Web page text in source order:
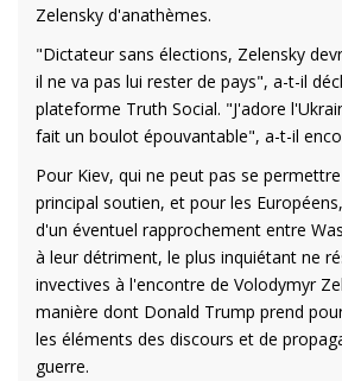
Zelensky d'anathèmes.
"Dictateur sans élections, Zelensky
il ne va pas lui rester de pays", a-t-il
plateforme Truth Social. "J'adore
fait un boulot épouvantable", a-t-il
Pour Kiev, qui ne peut pas se
principal soutien, et pour les
d'un éventuel rapprochement entre
à leur détriment, le plus inquiétant ne
invectives à l'encontre de Volodymyr
manière dont Donald Trump prend
les éléments des discours et de
guerre.